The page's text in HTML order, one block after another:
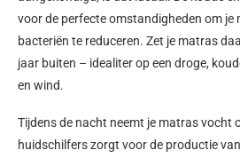
voor de perfecte omstandigheden om je
bacteriën te reduceren. Zet je matras
jaar buiten – idealiter op een droge,
en wind.
Tijdens de nacht neemt je matras vocht
huidschilfers zorgt voor de productie